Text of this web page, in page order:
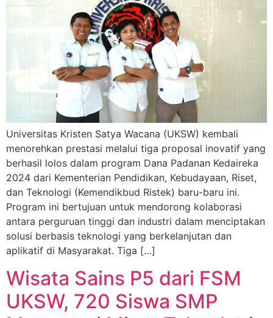
Universitas Kristen Satya Wacana (UKSW) kembali
menorehkan prestasi melalui tiga proposal inovatif yang
berhasil lolos dalam program Dana Padanan Kedaireka
2024 dari Kementerian Pendidikan, Kebudayaan, Riset,
dan Teknologi (Kemendikbud Ristek) baru-baru ini.
Program ini bertujuan untuk mendorong kolaborasi
antara perguruan tinggi dan industri dalam menciptakan
solusi berbasis teknologi yang berkelanjutan dan
aplikatif di Masyarakat. Tiga […]
Wisata Sains P5 dari FSM
UKSW, 720 Siswa SMP